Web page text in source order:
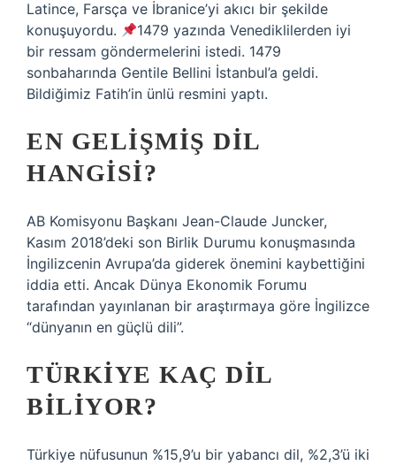
Latince, Farsça ve İbranice’yi akıcı bir şekilde
konuşuyordu.
1479 yazında Venediklilerden iyi
bir ressam göndermelerini istedi. 1479
sonbaharında Gentile Bellini İstanbul’a geldi.
Bildiğimiz Fatih’in ünlü resmini yaptı.
EN GELIŞMIŞ DIL
HANGISI?
AB Komisyonu Başkanı Jean-Claude Juncker,
Kasım 2018’deki son Birlik Durumu konuşmasında
İngilizcenin Avrupa’da giderek önemini kaybettiğini
iddia etti. Ancak Dünya Ekonomik Forumu
tarafından yayınlanan bir araştırmaya göre İngilizce
“dünyanın en güçlü dili”.
TÜRKIYE KAÇ DIL
BILIYOR?
Türkiye nüfusunun %15,9’u bir yabancı dil, %2,3’ü iki